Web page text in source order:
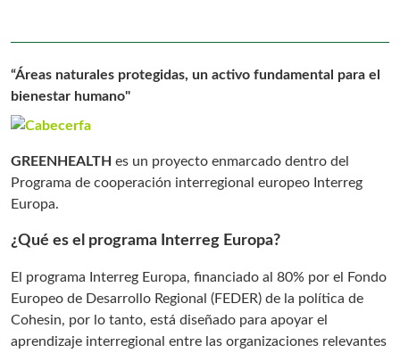
“Áreas naturales protegidas, un activo fundamental para el
bienestar humano"
GREENHEALTH es un proyecto enmarcado dentro del
Programa de cooperación interregional europeo Interreg
Europa.
¿Qué es el programa Interreg Europa?
El programa Interreg Europa, financiado al 80% por el Fondo
Europeo de Desarrollo Regional (FEDER) de la política de
Cohesin, por lo tanto, está diseñado para apoyar el
aprendizaje interregional entre las organizaciones relevantes